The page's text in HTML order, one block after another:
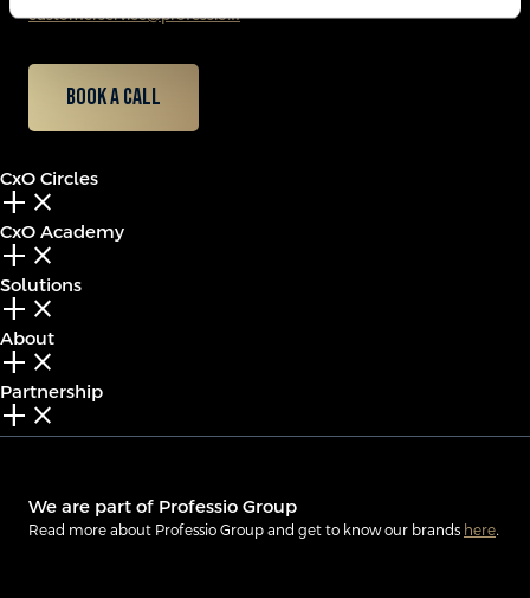
customerservice@professio.fi
Book a call
CxO Circles
add_2 close
CxO Academy
add_2 close
Solutions
add_2 close
About
add_2 close
Partnership
add_2 close
We are part of Professio Group
Read more about Professio Group and get to know our brands here.